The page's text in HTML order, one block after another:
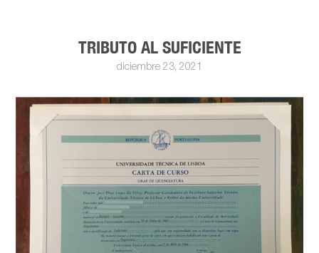
TRIBUTO AL SUFICIENTE
diciembre 23, 2021